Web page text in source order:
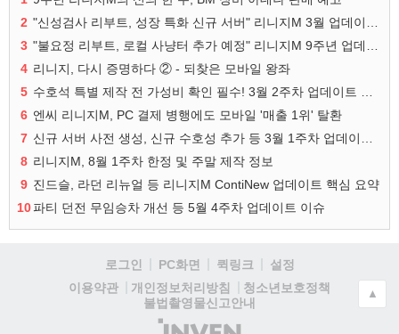
2
3
4 리니지, 다시 증명하다 ② - 되찾은 모바일 왕좌
5
6 엔씨 리니지M, PC 결제 병행에도 모바일 '매출 1위' 탈환
7
8 리니지M, 8월 1주차 한정 및 주말 제작 정보
9 진드슬, 라던 리뉴얼 등 리니지M ContiNew 업데이트 핵심 요약
10파티 던전 무임승차 개선 등 5월 4주차 업데이트 이슈
로그인 PC화면 퀵링크
설정
이용약관
개인정보처리방침
청소년보호정책
불법촬영물신고안내
(주)
▲